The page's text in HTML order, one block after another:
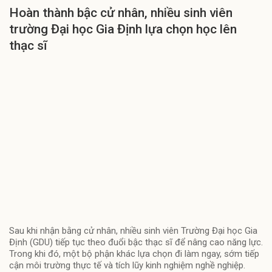
Hoàn thành bậc cử nhân, nhiều sinh viên
trường Đại học Gia Định lựa chọn học lên
thạc sĩ
Sau khi nhận bằng cử nhân, nhiều sinh viên Trường Đại học Gia
Định (GDU) tiếp tục theo đuổi bậc thạc sĩ để nâng cao năng lực.
Trong khi đó, một bộ phận khác lựa chọn đi làm ngay, sớm tiếp
cận môi trường thực tế và tích lũy kinh nghiệm nghề nghiệp.